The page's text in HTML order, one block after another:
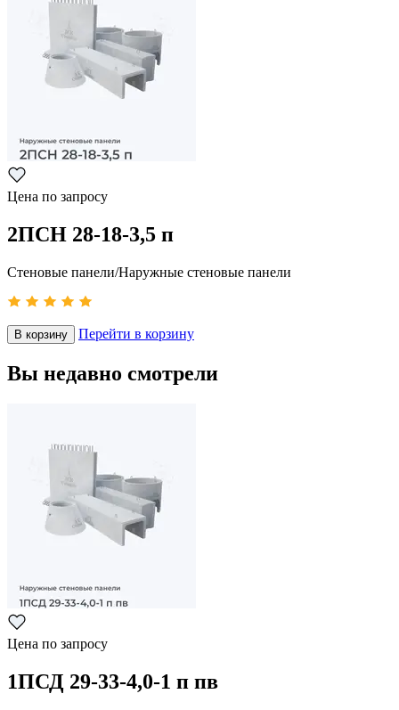
Цена по запросу
2ПСН 28-18-3,5 п
Стеновые панели/Наружные стеновые панели
В корзину Перейти в корзину
Вы недавно смотрели
Цена по запросу
1ПСД 29-33-4,0-1 п пв